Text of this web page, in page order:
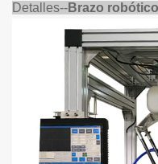
Detalles--Brazo